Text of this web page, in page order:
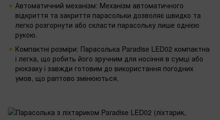
Автоматичний механізм: Механізм автоматичного
відкриття та закриття парасольки дозволяє швидко та
легко розгорнути або скласти парасольку лише однією
рукою.
Компактні розміри: Парасолька Paradise LED02 компактна
і легка, що робить його зручним для носіння в сумці або
рюкзаку і завжди готовим до використання погодних
умов, що раптово змінюються.